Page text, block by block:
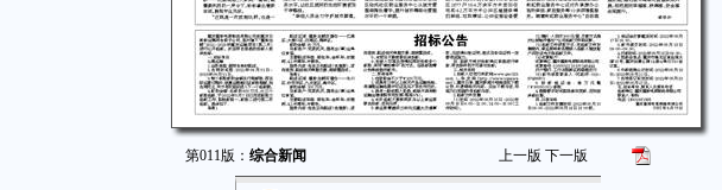
第011版： 综合新闻 上一版 下一版